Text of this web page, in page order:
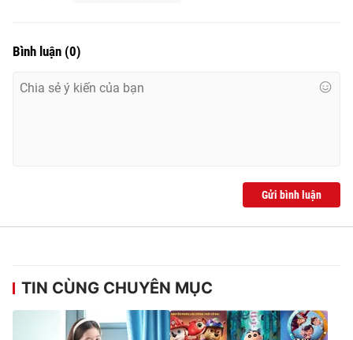
Bình luận (0)
Gửi bình luận
TIN CÙNG CHUYÊN MỤC